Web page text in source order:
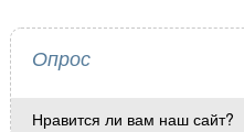
Опрос
Нравится ли вам наш сайт?